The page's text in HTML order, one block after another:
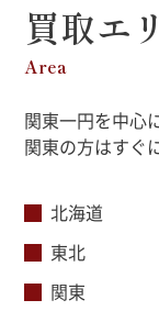
買取エ
Area
関東一円を中心
関東の方はすぐ
北海道
東北
関東